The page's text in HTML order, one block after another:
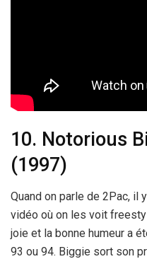
10. Notorious
(1997)
Quand on parle de 2Pac, il
vidéo où on les voit
joie et la bonne humeur a
93 ou 94. Biggie sort son